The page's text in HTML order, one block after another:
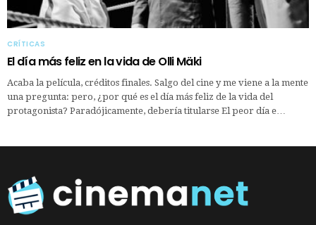
CRÍTICAS
El día más feliz en la vida de Olli Mäki
Acaba la película, créditos finales. Salgo del cine y me viene a la mente
una pregunta: pero, ¿por qué es el día más feliz de la vida del
protagonista? Paradójicamente, debería titularse El peor día e…